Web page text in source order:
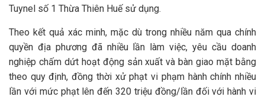
Tuynel số 1 Thừa Thiên Huế sử dụng.
Theo kết quả xác minh, mặc dù trong nhiều năm qua chính
quyền địa phương đã nhiều lần làm việc, yêu cầu doanh
nghiệp chấm dứt hoạt động sản xuất và bàn giao mặt bằng
theo quy định, đồng thời xử phạt vi phạm hành chính nhiều
lần với mức phạt lên đến 320 triệu đồng/lần đối với hành vi